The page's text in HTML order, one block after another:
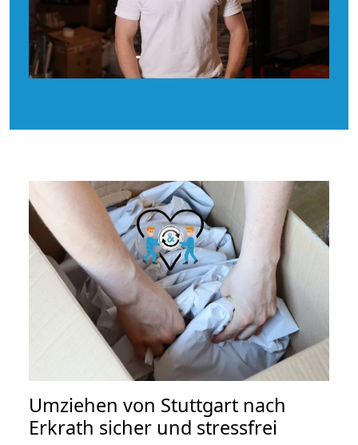
Umziehen von Stuttgart nach
Erkrath sicher und stressfrei